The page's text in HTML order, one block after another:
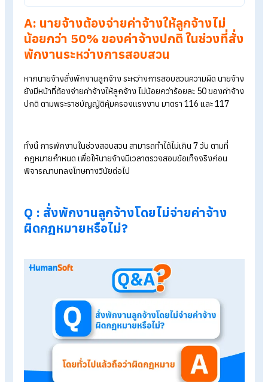
Automated payroll software
Online time-attendance system
Payroll software pricing from THB 590/month
A: นายจ้างต้องจ่ายค่าจ้างให้ลูกจ้างไม่น้อยกว่า 50% ของค่าจ้าง
ปกติ ในช่วงที่สั่งพักงานระหว่างการสอบสวน
Q : สั่งพักงานโดยไม่จ่ายค่าจ้าง ผิดกฎหมายหรือไม่?
สรุป Q&A สั่งพักงานลูกจ้าง ต้องจ่ายเงินไหม ทำยังไงให้ถูกกฎหมาย?
A: นายจ้างต้องจ่ายค่าจ้างให้ลูกจ้างไม่
น้อยกว่า 50% ของค่าจ้างปกติ ในช่วงที่
พักงานระหว่างการสอบสวน
หากนายจ้างสั่งพักงานลูกจ้าง ระหว่างการสอบสวนความผิด นาย
ยังมีหน้าที่ต้องจ่ายค่าจ้างให้ลูกจ้าง ไม่น้อยกว่าร้อยละ 50 ของค่า
ปกติ ตามพระราชบัญญัติคุ้มครองแรงงาน มาตรา 116 และ 117
ทั้งนี้ การพักงานในช่วงสอบสวน สามารถทำได้ไม่เกิน 7 วัน ตามที่